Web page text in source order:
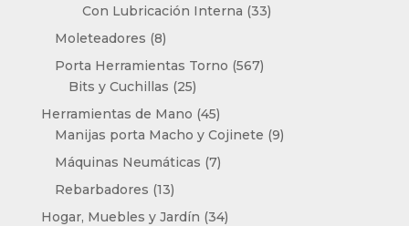
productos
Con Lubricación Interna 3333
Moleteadores 88
productos
Porta Herramientas Torno 567567
Bits y Cuchillas 2525
productos
Herramientas de Mano 4545
productos
Manijas porta Macho y Cojinete 99
Máquinas Neumáticas 77
Rebarbadores 1313
productos
Hogar, Muebles y Jardín 3434